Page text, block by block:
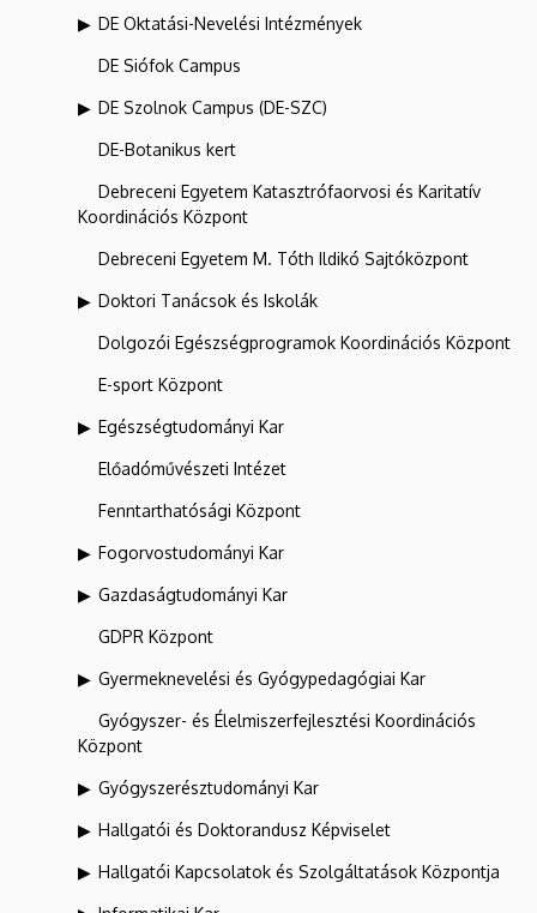
DE Oktatási-Nevelési Intézmények
DE Siófok Campus
DE Szolnok Campus (DE-SZC)
DE-Botanikus kert
Debreceni Egyetem Katasztrófaorvosi és Karitatív
Koordinációs Központ
Debreceni Egyetem M. Tóth Ildikó Sajtóközpont
Doktori Tanácsok és Iskolák
Dolgozói Egészségprogramok Koordinációs Központ
E-sport Központ
Egészségtudományi Kar
Előadóművészeti Intézet
Fenntarthatósági Központ
Fogorvostudományi Kar
Gazdaságtudományi Kar
GDPR Központ
Gyermeknevelési és Gyógypedagógiai Kar
Gyógyszer- és Élelmiszerfejlesztési Koordinációs
Központ
Gyógyszerésztudományi Kar
Hallgatói és Doktorandusz Képviselet
Hallgatói Kapcsolatok és Szolgáltatások Központja